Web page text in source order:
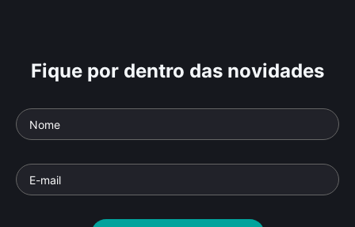
João Moreira Salles
Fique por dentro das novidades